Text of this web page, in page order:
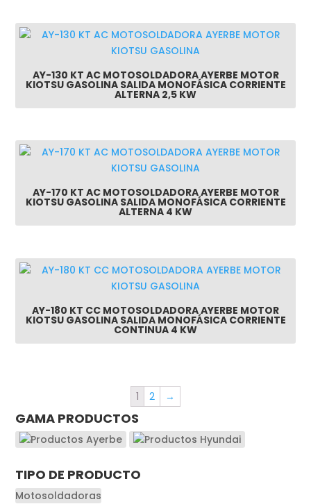
AY-130 KT AC MOTOSOLDADORA AYERBE MOTOR
KIOTSU GASOLINA SALIDA MONOFÁSICA CORRIENTE
ALTERNA 2,5 KW
AY-170 KT AC MOTOSOLDADORA AYERBE MOTOR
KIOTSU GASOLINA SALIDA MONOFÁSICA CORRIENTE
ALTERNA 4 KW
AY-180 KT CC MOTOSOLDADORA AYERBE MOTOR
KIOTSU GASOLINA SALIDA MONOFÁSICA CORRIENTE
CONTINUA 4 KW
1 2 →
GAMA PRODUCTOS
TIPO DE PRODUCTO
Motosoldadoras